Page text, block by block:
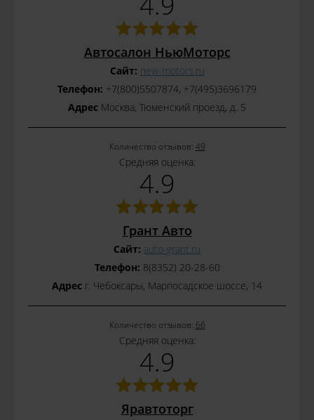
Автосалон НьюМоторс
Сайт: new-motors.ru
Телефон: +7(800)5507874, +7(495)3696179
Адрес Москва, Тюменский проезд, д. 5
Количество отзывов: 49
Средняя оценка:
4.9
Грант Авто
Сайт: auto-grant.ru
Телефон: 8(8352) 20-28-60
Адрес г. Чебоксары, Марпосадское шоссе, 14
Количество отзывов: 66
Средняя оценка:
4.9
Яравтоторг